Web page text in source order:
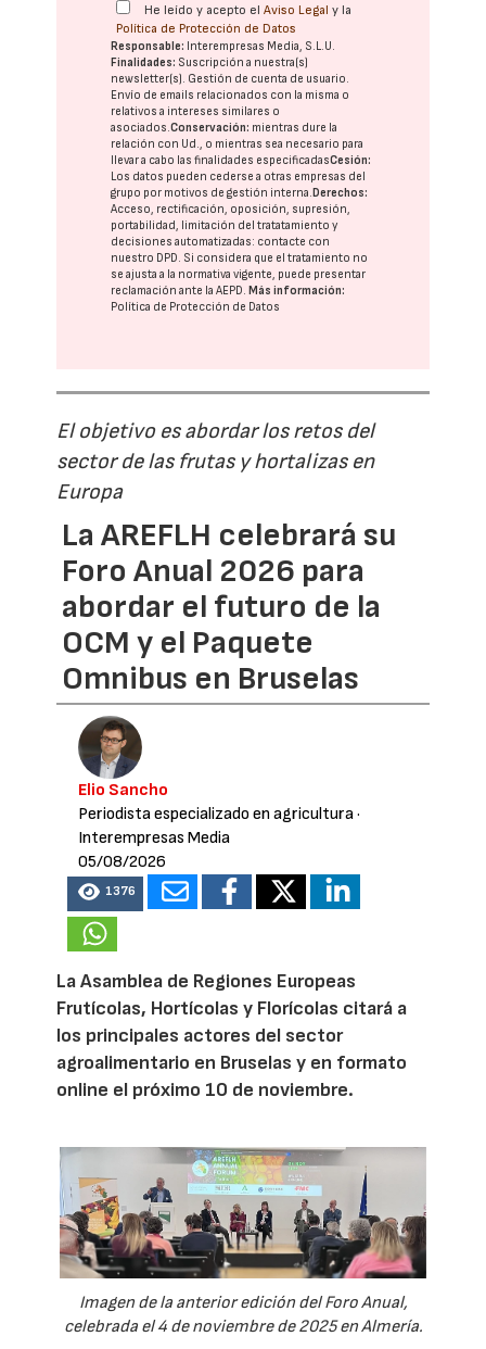
He leído y acepto elAviso Legal y la
Política de Protección de Datos
Responsable: Interempresas Media, S.L.U.
Finalidades: Suscripción a nuestra(s)
newsletter(s). Gestión de cuenta de usuario.
Envío de emails relacionados con la misma o
relativos a intereses similares o
asociados.Conservación: mientras dure la
relación con Ud., o mientras sea necesario para
llevar a cabo las finalidades especificadasCesión:
Los datos pueden cederse a otras empresas del
grupo por motivos de gestión interna.Derechos:
Acceso, rectificación, oposición, supresión,
portabilidad, limitación del tratatamiento y
decisiones automatizadas: contacte con
nuestro DPD. Si considera que el tratamiento no
se ajusta a la normativa vigente, puede presentar
reclamación ante laAEPD.Más información:
Política de Protección de Datos
El objetivo es abordar los retos del
sector de las frutas y hortalizas en
Europa
La AREFLH celebrará su
Foro Anual 2026 para
abordar el futuro de la
OCM y el Paquete
Omnibus en Bruselas
Elio Sancho
Periodista especializado en agricultura·
Interempresas Media
05/08/2026
1376
La Asamblea de Regiones Europeas
Frutícolas, Hortícolas y Florícolas citará a
los principales actores del sector
agroalimentario en Bruselas y en formato
online el próximo 10 de noviembre.
Imagen de la anterior edición del Foro Anual,
celebrada el 4 de noviembre de 2025 en Almería.